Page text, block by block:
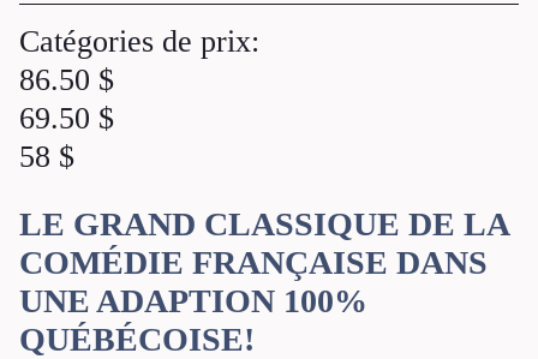
Catégories de prix:
86.50 $
69.50 $
58 $
LE GRAND CLASSIQUE DE LA
COMÉDIE FRANÇAISE DANS
UNE ADAPTION 100%
QUÉBÉCOISE!